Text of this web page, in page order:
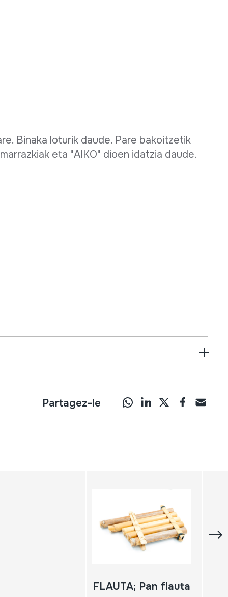
Binaka loturik daude. Pare bakoitzetik
eta "AIKO" dioen idatzia daude.
Partagez-le
FLAUTA; Pan flauta